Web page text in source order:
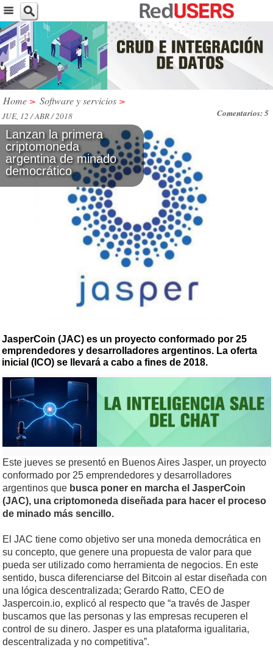
Home > Software y servicios >
Comentarios: 5
JUE, 12 / ABR / 2018
Lanzan la primera
criptomoneda
argentina de minado
democrático
JasperCoin (JAC) es un proyecto conformado por 25
emprendedores y desarrolladores argentinos. La oferta
inicial (ICO) se llevará a cabo a fines de 2018.
Este jueves se presentó en Buenos Aires Jasper, un proyecto
conformado por 25 emprendedores y desarrolladores
argentinos que busca poner en marcha el JasperCoin
(JAC), una criptomoneda diseñada para hacer el proceso
de minado más sencillo.
El JAC tiene como objetivo ser una moneda democrática en
su concepto, que genere una propuesta de valor para que
pueda ser utilizado como herramienta de negocios. En este
sentido, busca diferenciarse del Bitcoin al estar diseñada con
una lógica descentralizada; Gerardo Ratto, CEO de
Jaspercoin.io, explicó al respecto que “a través de Jasper
buscamos que las personas y las empresas recuperen el
control de su dinero. Jasper es una plataforma igualitaria,
descentralizada y no competitiva”.